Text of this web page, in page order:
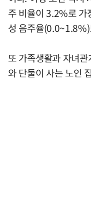
주 비율이 3.2%로 가
성 음주율
또 가족생활과 자녀
와 단둘이 사는 노인